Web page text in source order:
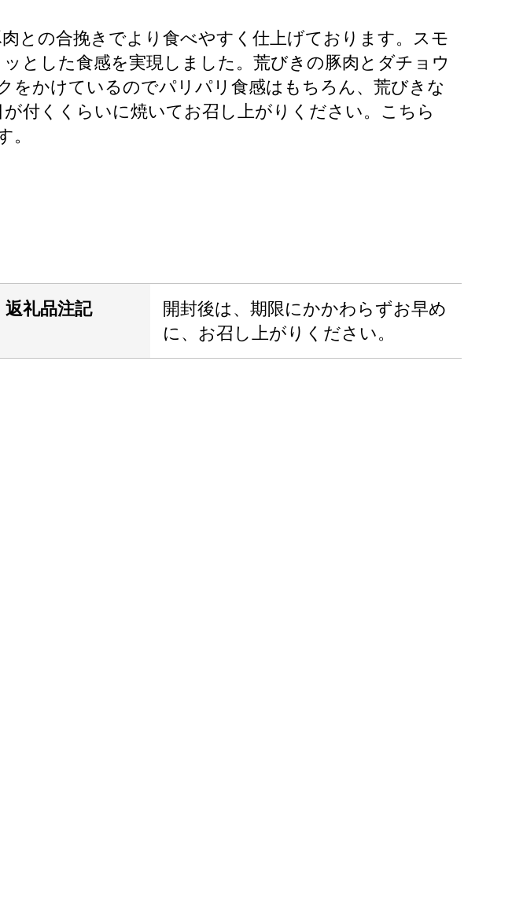
との合挽きでより食べやすく仕上げております。スモ
とした食感を実現しました。荒びきの豚肉とダチョウ
をかけているのでパリパリ食感はもちろん、荒びきな
付くくらいに焼いてお召し上がりください。こちら
。
返礼品注記
開封後は、期限にかかわらずお早め
に、お召し上がりください。